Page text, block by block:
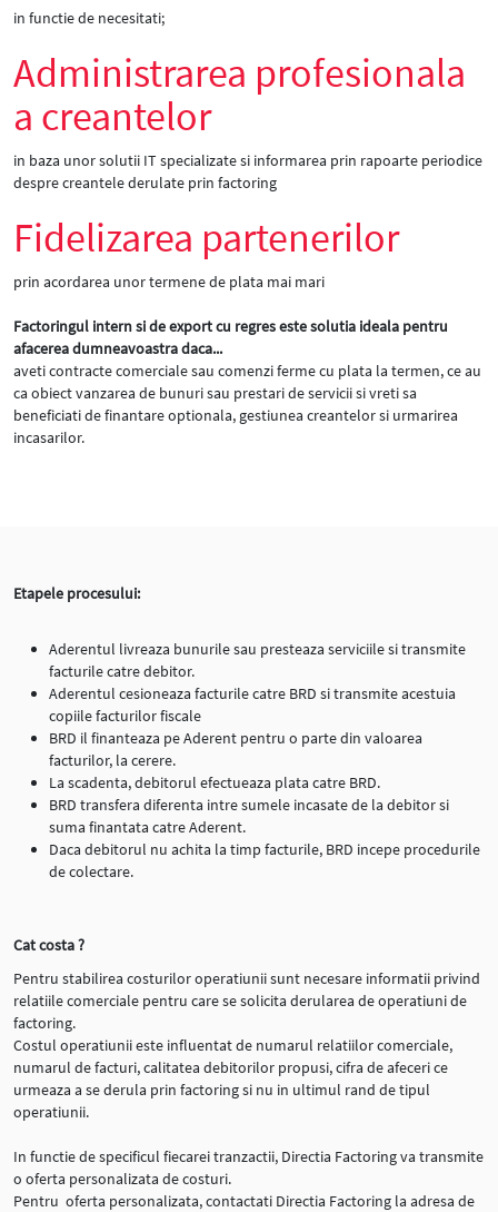
in functie de necesitati;
Administrarea profesionala
a creantelor
in baza unor solutii IT specializate si informarea prin rapoarte periodice
despre creantele derulate prin factoring
Fidelizarea partenerilor
prin acordarea unor termene de plata mai mari
Factoringul intern si de export cu regres este solutia ideala pentru
afacerea dumneavoastra daca...
aveti contracte comerciale sau comenzi ferme cu plata la termen, ce au
ca obiect vanzarea de bunuri sau prestari de servicii si vreti sa
beneficiati de finantare optionala, gestiunea creantelor si urmarirea
incasarilor.
Etapele procesului:
Aderentul livreaza bunurile sau presteaza serviciile si transmite
facturile catre debitor.
Aderentul cesioneaza facturile catre BRD si transmite acestuia
copiile facturilor fiscale
BRD il finanteaza pe Aderent pentru o parte din valoarea
facturilor, la cerere.
La scadenta, debitorul efectueaza plata catre BRD.
BRD transfera diferenta intre sumele incasate de la debitor si
suma finantata catre Aderent.
Daca debitorul nu achita la timp facturile, BRD incepe procedurile
de colectare.
Cat costa ?
Pentru stabilirea costurilor operatiunii sunt necesare informatii privind
relatiile comerciale pentru care se solicita derularea de operatiuni de
factoring.
Costul operatiunii este influentat de numarul relatiilor comerciale,
numarul de facturi, calitatea debitorilor propusi, cifra de afeceri ce
urmeaza a se derula prin factoring si nu in ultimul rand de tipul
operatiunii.
In functie de specificul fiecarei tranzactii, Directia Factoring va transmite
o oferta personalizata de costuri.
Pentru oferta personalizata, contactati Directia Factoring la adresa de